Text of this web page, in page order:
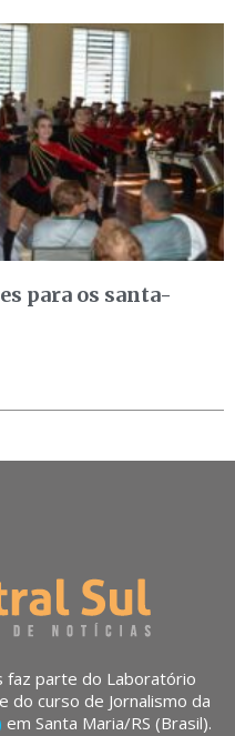
para os santa-
faz parte do Laboratório
do curso de Jornalismo da
em Santa Maria/RS (Brasil).